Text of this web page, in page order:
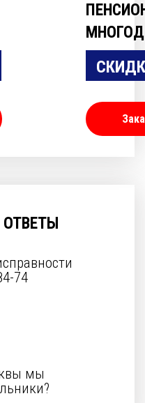
74
мы